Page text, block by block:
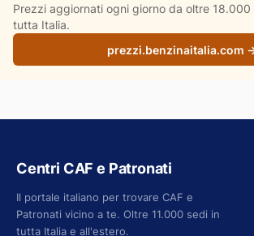
Prezzi aggiornati ogni giorno da oltre
tutta Italia.
prezzi.benzinaitalia.com
Centri CAF e Patronati
Il portale italiano per trovare CAF e
Patronati vicino a te. Oltre 11.000 sedi in
tutta Italia e all'estero.